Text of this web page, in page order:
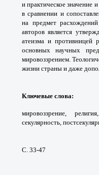
и практическое значение и
в сравнении и
на предмет
авторов является
атеизма и противницей
основныхнаучных
мировоззрением.
жизни страны и даже
Ключевые слова:
мировоззрение,
секулярность,
С. 33-47